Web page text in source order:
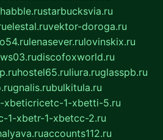
habble.rustarbucksvia.ru
elestal.ruvektor-doroga.ru
lenasever.rulovinskix.ru
discofoxworld.ru
hostel65.ruliura.ruglasspb.ru
gnalis.rubulkitula.ru
xbeticricetc-1-xbetti-5.ru
1-xbetr-1-xbetcc-2.ru
accounts112.ru